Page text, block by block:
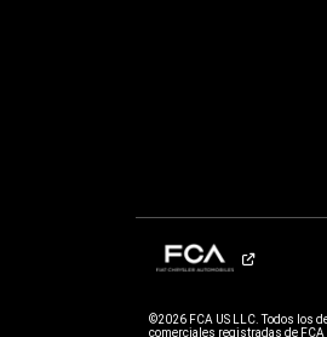
©2026 FCA US LLC. Todos los
comerciales registradas de FCA